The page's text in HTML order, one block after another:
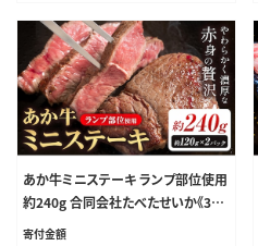
あか牛ミニステーキ ランプ部位使用
約240g 合同会社たべたせいか《30
日以内に出荷予定(土日祝除く)》熊
寄付金額